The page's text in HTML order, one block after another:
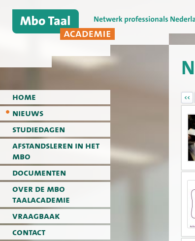
home
nieuws
studiedagen
afstandsleren in het
mbo
documenten
over de mbo
taalacademie
vraagbaak
contact
<<